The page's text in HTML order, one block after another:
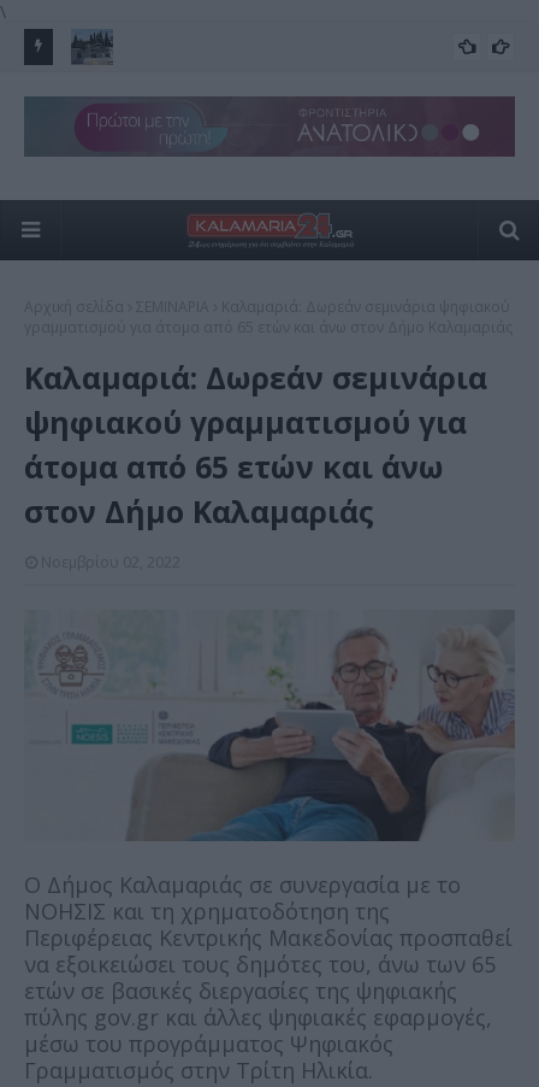
\
run” FEATURED
Καλαμαριά: Δωρεάν σεμινάρια
ψηφιακού γραμματισμού για
άτομα από 65 ετών και άνω
στον Δήμο Καλαμαριάς
Ο Δήμος Καλαμαριάς σε συνεργασία με το
ΝΟΗΣΙΣ και τη χρηματοδότηση της
Περιφέρειας Κεντρικής Μακεδονίας προσπαθεί
να εξοικειώσει τους δημότες του, άνω των 65
ετών σε βασικές διεργασίες της ψηφιακής
πύλης gov.gr και άλλες ψηφιακές εφαρμογές,
μέσω του προγράμματος Ψηφιακός
Γραμματισμός στην Τρίτη Ηλικία.